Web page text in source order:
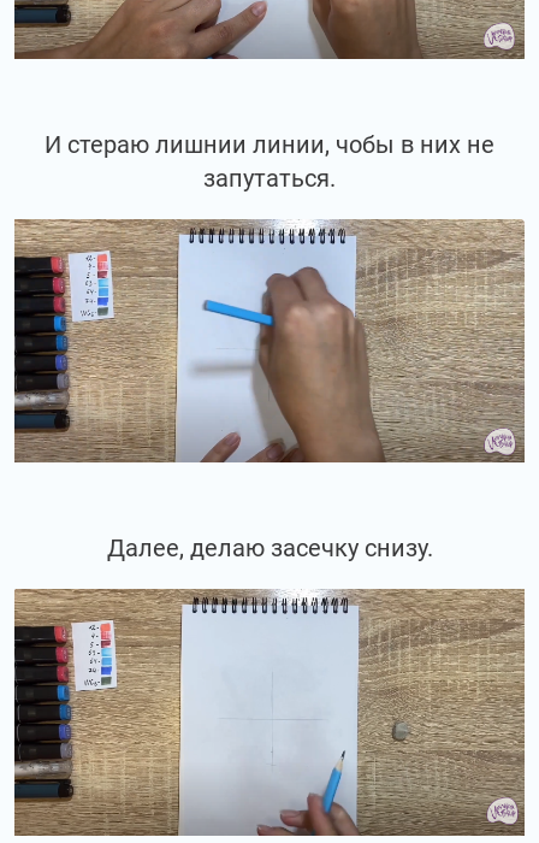
И стераю лишнии линии, чобы в них не
запутаться.
Далее, делаю засечку снизу.